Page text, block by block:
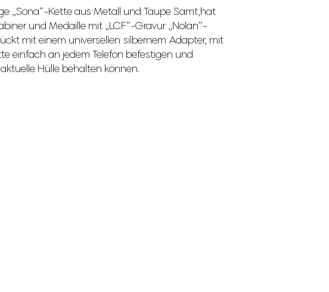
„Sona“-Kette aus Metall und Taupe Samt,hat
und Medaille mit „LCF“-Gravur „Nolan“-
mit einem universellen silbernem Adapter, mit
einfach an jedem Telefon befestigen und
Hülle behalten können.